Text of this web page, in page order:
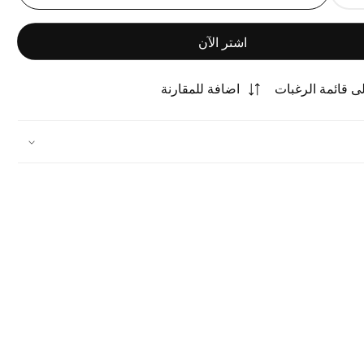
طقم
مضايف
اشتر الآن
قائمة الرغبات اضافة للمقارنة